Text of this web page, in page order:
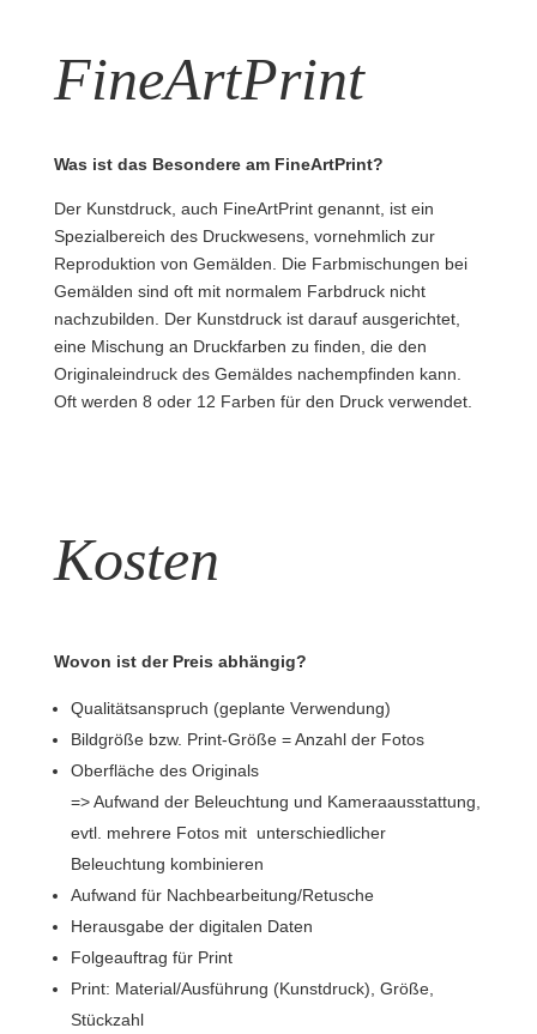
FineArtPrint
Was ist das Besondere am FineArtPrint?
Der Kunstdruck, auch FineArtPrint genannt, ist ein
Spezialbereich des Druckwesens, vornehmlich zur
Reproduktion von Gemälden. Die Farbmischungen bei
Gemälden sind oft mit normalem Farbdruck nicht
nachzubilden. Der Kunstdruck ist darauf ausgerichtet,
eine Mischung an Druckfarben zu finden, die den
Originaleindruck des Gemäldes nachempfinden kann.
Oft werden 8 oder 12 Farben für den Druck verwendet.
Kosten
Wovon ist der Preis abhängig?
Qualitätsanspruch (geplante Verwendung)
Bildgröße bzw. Print-Größe = Anzahl der Fotos
Oberfläche des Originals
=> Aufwand der Beleuchtung und Kameraausstattung,
evtl. mehrere Fotos mit unterschiedlicher
Beleuchtung kombinieren
Aufwand für Nachbearbeitung/Retusche
Herausgabe der digitalen Daten
Folgeauftrag für Print
Print: Material/Ausführung (Kunstdruck), Größe,
Stückzahl